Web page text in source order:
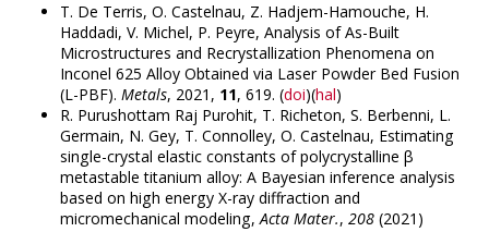
T. De Terris, O. Castelnau, Z. Hadjem-Hamouche, H.
Haddadi, V. Michel, P. Peyre, Analysis of As-Built
Microstructures and Recrystallization Phenomena on
Inconel 625 Alloy Obtained via Laser Powder Bed Fusion
(L-PBF). Metals, 2021, 11, 619. (doi)(hal)
R. Purushottam Raj Purohit, T. Richeton, S. Berbenni, L.
Germain, N. Gey, T. Connolley, O. Castelnau, Estimating
single-crystal elastic constants of polycrystalline β
metastable titanium alloy: A Bayesian inference analysis
based on high energy X-ray diffraction and
micromechanical modeling,Acta Mater., 208 (2021)